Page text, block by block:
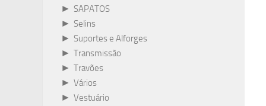
► SAPATOS
► Selins
► Suportes e Alforges
► Transmissão
► Travões
► Vários
► Vestuário